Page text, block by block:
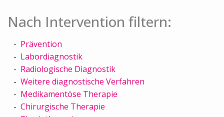
Nach Intervention filtern:
Prävention
Labordiagnostik
Radiologische Diagnostik
Weitere diagnostische Verfahren
Medikamentöse Therapie
Chirurgische Therapie